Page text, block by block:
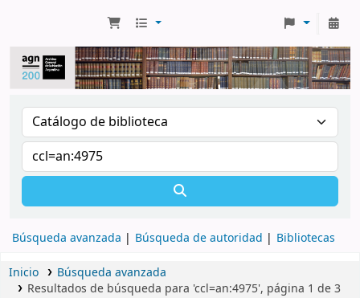
Búsqueda avanzada Búsqueda de autoridad Bibliotecas
Inicio
Búsqueda avanzada
Resultados de búsqueda para 'ccl=an:4975', página 1 de 3